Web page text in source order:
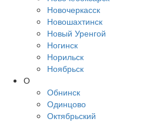
Новочеркасск
Новошахтинск
Новый Уренгой
Ногинск
Норильск
Ноябрьск
О
Обнинск
Одинцово
Октябрьский